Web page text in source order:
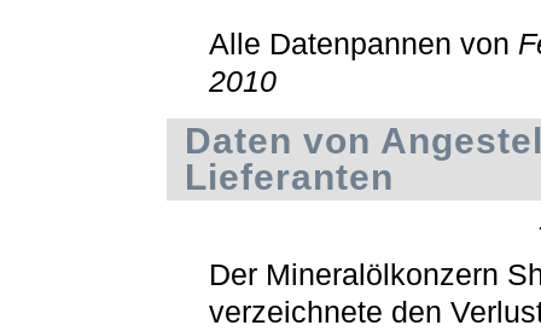
Alle Datenpannen von
2010
Daten von
Lieferanten
Der Mineralölkonzern
verzeichnete den